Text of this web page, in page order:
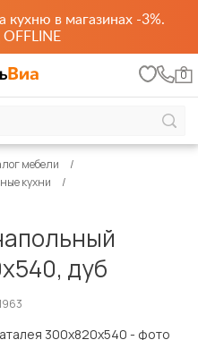
кухню в магазинах -3%.
0
мебели
кухни
дуб